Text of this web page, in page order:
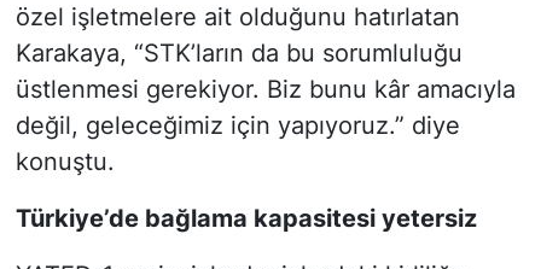
özel işletmelere ait olduğunu hatırlatan
Karakaya, “STK’ların da bu sorumluluğu
üstlenmesi gerekiyor. Biz bunu kâr amacıyla
değil, geleceğimiz için yapıyoruz.” diye
konuştu.
Türkiye’de bağlama kapasitesi yetersiz